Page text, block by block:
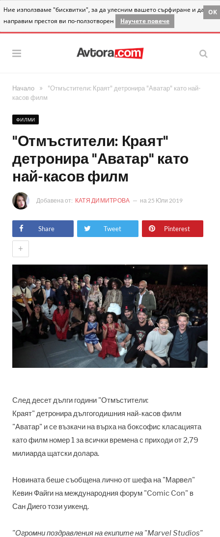
Ние използваме "бисквитки", за да улесним вашето сърфиране и да
направим престоя ви по-ползотворен
Научете повече
OK
Начало »
"Отмъстители: Краят" детронира "Аватар" като най-
касов филм
ФИЛМИ
"Отмъстители: Краят"
детронира "Аватар" като
най-касов филм
Добавена от: КАТЯ ДИМИТРОВА на 25 Юли 2019
Share Tweet Pinterest
+
След десет дълги години "Отмъстители:
Краят" детронира дългогодишния най-касов филм
"Аватар" и се възкачи на върха на боксофис класацията
като филм номер 1 за всички времена с приходи от 2,79
милиарда щатски долара.
Новината беше съобщена лично от шефа на "Марвел"
Кевин Файги на международния форум "Comic Con" в
Сан Диего този уикенд.
"Огромни поздравления на екипите на "Marvel Studios"